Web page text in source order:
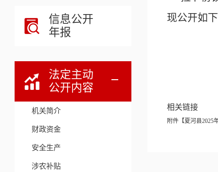
信息公开
年报
法定主动
公开内容
机关简介
财政资金
安全生产
涉农补贴
现公开如下
相关链接
附件【夏河县2025